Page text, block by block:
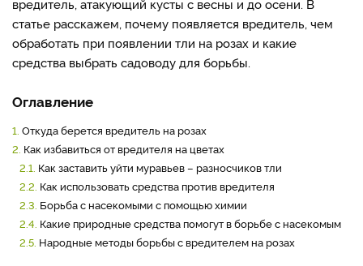
вредитель, атакующий кусты с весны и до осени. В
статье расскажем, почему появляется вредитель, чем
обработать при появлении тли на розах и какие
средства выбрать садоводу для борьбы.
Оглавление
1. Откуда берется вредитель на розах
2. Как избавиться от вредителя на цветах
2.1. Как заставить уйти муравьев – разносчиков тли
2.2. Как использовать средства против вредителя
2.3. Борьба с насекомыми с помощью химии
2.4. Какие природные средства помогут в борьбе с насекомым
2.5. Народные методы борьбы с вредителем на розах